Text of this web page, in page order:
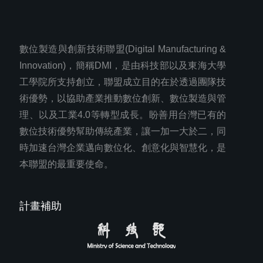
數位製造與創新技術聯盟(Digital Manufacturing &
Innovation)，簡稱DMI，是由科技部以及東海大學
工學院所支持創立，聯盟成立目的在於透過團隊技
術優勢，以協助產業推動數位創新、數位製造與管
理、以及工業4.0等轉型成長。盼善用台灣已有的
數位技術優勢幫助傳統產業，讓一加一大於二，同
時加速台灣企業邁向數位化、創意化與智慧化，是
本聯盟的最重要使命。
計畫補助